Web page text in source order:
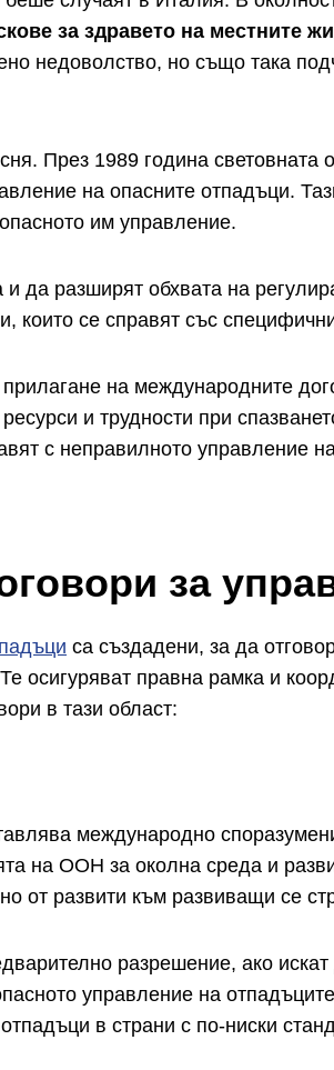
за здравето на местните
недоволство, но също така
През 1989 година
на опасните отпадъци.
им управление.
да разширят обхвата на
които се справят със
на международните
и трудности при
с неправилното управление
за
са създадени, за да
осигуряват правна рамка и
в тази област:
международно
на ООН за околна среда и
от развити към развиващи се
разрешение, ако
управление на
в страни с по-ниски